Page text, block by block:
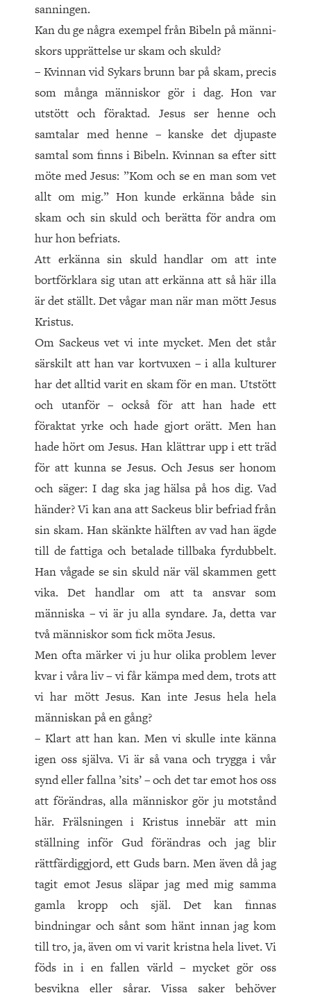
sanningen.
Kan du ge några exempel från Bibeln på männi­
skors upprättelse ur skam och skuld?
– Kvinnan vid Sykars brunn bar på skam, precis
som många människor gör i dag. Hon var
utstött och föraktad. Jesus ser henne och
samtalar med henne – kanske det djupaste
samtal som finns i Bibeln. Kvinnan sa efter sitt
möte med Jesus: ”Kom och se en man som vet
allt om mig.” Hon kunde erkänna både sin
skam och sin skuld och berätta för andra om
hur hon befriats.
Att erkänna sin skuld handlar om att inte
bortförklara sig utan att erkänna att så här illa
är det ställt. Det vågar man när man mött Jesus
Kristus.
Om Sackeus vet vi inte mycket. Men det står
särskilt att han var kortvuxen – i alla kulturer
har det alltid varit en skam för en man. Utstött
och utanför – också för att han hade ett
föraktat yrke och hade gjort orätt. Men han
hade hört om Jesus. Han klättrar upp i ett träd
för att kunna se Jesus. Och Jesus ser honom
och säger: I dag ska jag hälsa på hos dig. Vad
händer? Vi kan ana att Sackeus blir befriad från
sin skam. Han skänkte hälften av vad han ägde
till de fattiga och betalade tillbaka fyrdubbelt.
Han vågade se sin skuld när väl skammen gett
vika. Det handlar om att ta ansvar som
människa – vi är ju alla syndare. Ja, detta var
två männi­skor som fick möta Jesus.
Men ofta märker vi ju hur olika problem lever
kvar i våra liv – vi får kämpa med dem, trots att
vi har mött Jesus. Kan inte Jesus hela hela
människan på en gång?
– Klart att han kan. Men vi skulle inte känna
igen oss själva. Vi är så vana och trygga i vår
synd eller fallna ’sits’ – och det tar emot hos oss
att förändras, alla människor gör ju motstånd
här. Frälsningen i Kristus innebär att min
ställning inför Gud förändras och jag blir
rättfärdiggjord, ett Guds barn. Men även då jag
tagit emot Jesus släpar jag med mig samma
gamla kropp och själ. Det kan finnas
bindningar och sånt som hänt innan jag kom
till tro, ja, även om vi varit kristna hela livet. Vi
föds in i en fallen värld – mycket gör oss
besvikna eller sårar. Vissa saker behöver